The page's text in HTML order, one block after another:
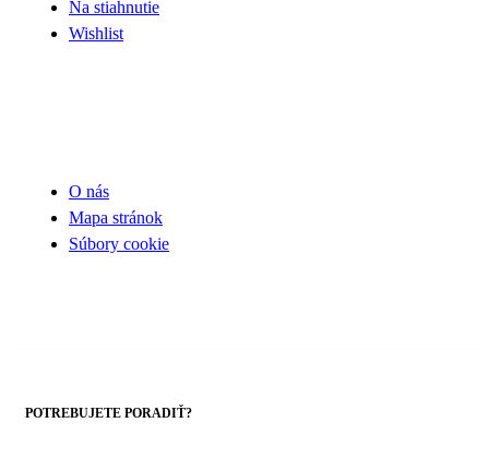
Na stiahnutie
Wishlist
O nás
Mapa stránok
Súbory cookie
POTREBUJETE PORADIŤ?